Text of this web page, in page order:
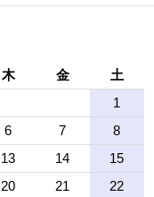
木 金
土
1
6 7
8
13 14
15
20 21
22